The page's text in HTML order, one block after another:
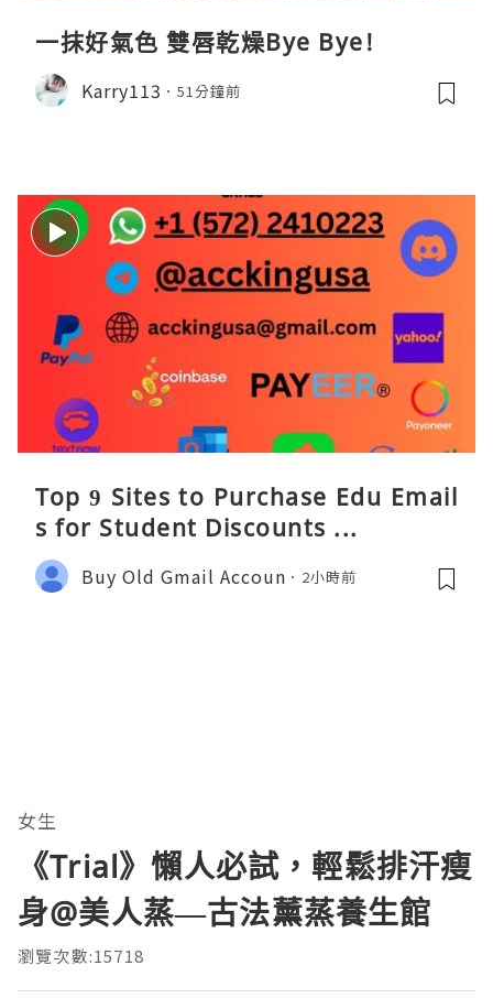
一抹好氣色 雙唇乾燥Bye Bye!
Karry113 51分鐘前
Top 9 Sites to Purchase Edu Email
s for Student Discounts ...
Buy Old Gmail Accoun 2小時前
女生
《Trial》懶人必試，輕鬆排汗瘦
身@美人蒸—古法薰蒸養生館
瀏覽次數:15718